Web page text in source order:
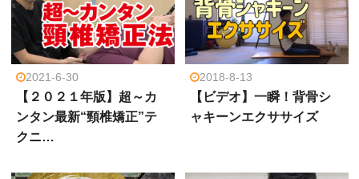
2021-6-30
【２０２１年版】超～カ
ンタン最新“頸椎矯正”テ
クニ…
2018-8-13
【ビデオ】一瞬！背骨シ
ャキーンエクササイズ